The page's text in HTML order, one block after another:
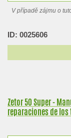
V případě zájmu o
ID: 0025606
Zetor 50 Super -
reparaciones de los